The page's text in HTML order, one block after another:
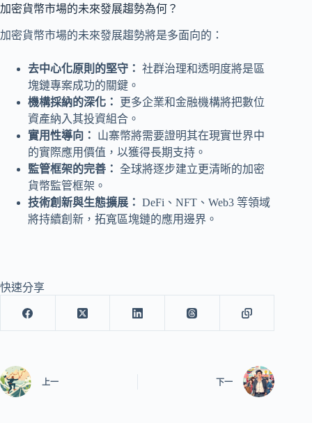
加密貨幣市場的未來發展趨勢為何？
加密貨幣市場的未來發展趨勢將是多面向的：
去中心化原則的堅守： 社群治理和透明度將是區
塊鏈專案成功的關鍵。
機構採納的深化：
更多企業和金融機構將把數位
資產納入其投資組合。
實用性導向：
山寨幣將需要證明其在現實世界中
的實際應用價值，以獲得長期支持。
監管框架的完善： 全球將逐步建立更清晰的加密
貨幣監管框架。
技術創新與生態擴展： DeFi、NFT、Web3 等領域
將持續創新，拓寬區塊鏈的應用邊界。
快速分享
上一 下一